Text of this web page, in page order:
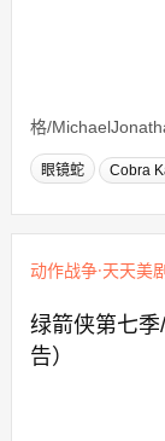
格/
眼镜蛇 Cobra
动作战争·天天美
绿箭侠第七
告）